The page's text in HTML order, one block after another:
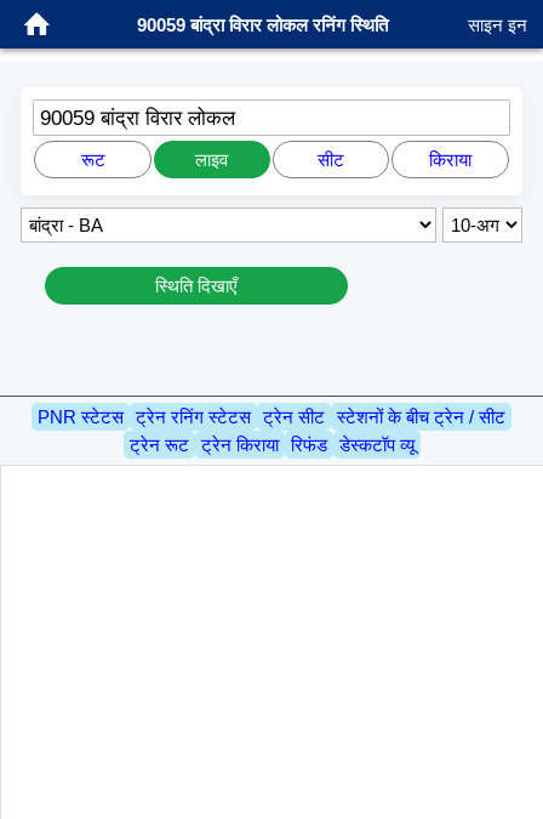
90059 बांद्रा विरार लोकल रनिंग स्थिति साइन इन
90059 बांद्रा विरार लोकल
रूट लाइव सीट किराया
स्थिति दिखाएँ
PNR स्टेटस ट्रेन रनिंग स्टेटस ट्रेन सीट स्टेशनों के बीच ट्रेन / सीट
ट्रेन रूट ट्रेन किराया रिफंड डेस्कटॉप व्यू